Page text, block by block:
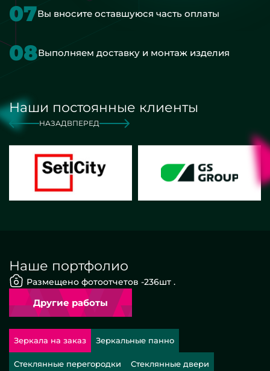
07Вы вносите оставшуюся часть оплаты
08Выполняем доставку и монтаж изделия
Наши постоянные клиенты
НАЗАДВПЕРЕД
Наше портфолио
Размещено фотоотчетов -236шт .
Другие работы
Зеркала на заказ Зеркальные панно
Стеклянные перегородки Стеклянные двери